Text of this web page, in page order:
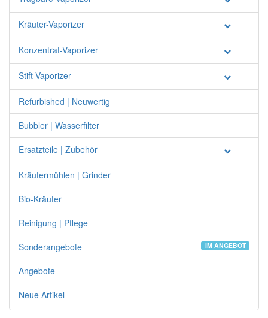
Kräuter-Vaporizer
Konzentrat-Vaporizer
Stift-Vaporizer
Refurbished | Neuwertig
Bubbler | Wasserfilter
Ersatzteile | Zubehör
Kräutermühlen | Grinder
Bio-Kräuter
Reinigung | Pflege
Sonderangebote
IM ANGEBOT
Angebote
Neue Artikel